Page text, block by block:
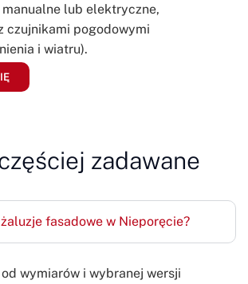
lub elektryczne,
czujnikami pogodowymi
i wiatru).
zadawane
fasadowe w Nieporęcie?
wymiarów i wybranej wersji